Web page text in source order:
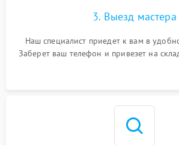
3. Выезд мастера
Наш специалист приедет к вам в
Заберет ваш телефон и привезет на